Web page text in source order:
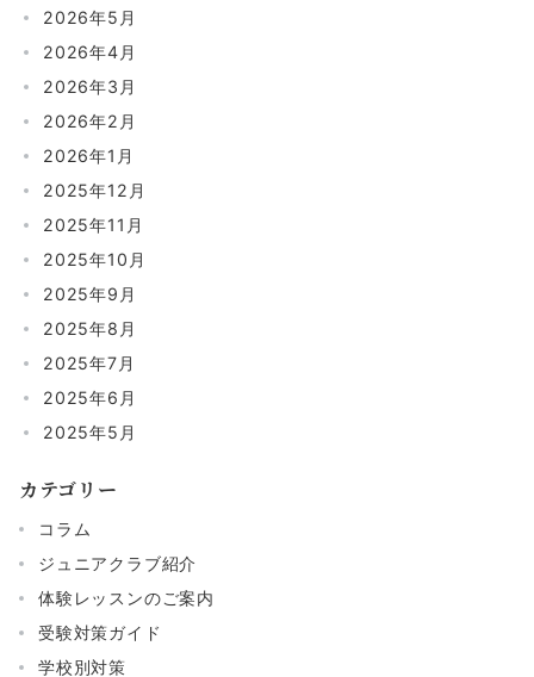
2026年5月
2026年4月
2026年3月
2026年2月
2026年1月
2025年12月
2025年11月
2025年10月
2025年9月
2025年8月
2025年7月
2025年6月
2025年5月
カテゴリー
コラム
ジュニアクラブ紹介
体験レッスンのご案内
受験対策ガイド
学校別対策